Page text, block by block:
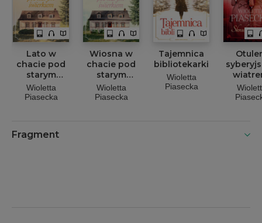
Lato w
chacie pod
starym
świerkiem
Wioletta
Piasecka
Wiosna w
chacie pod
starym
świerkiem
Wioletta
Piasecka
Tajemnica
bibliotekarki
Wioletta
Piasecka
Fragment